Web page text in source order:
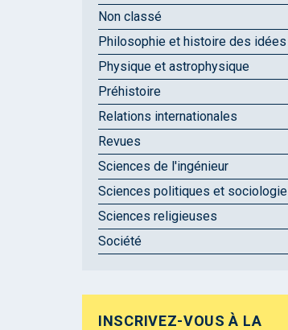
Non classé
Philosophie et histoire des idées
Physique et astrophysique
Préhistoire
Relations internationales
Revues
Sciences de l'ingénieur
Sciences politiques et sociologie
Sciences religieuses
Société
INSCRIVEZ-VOUS À LA